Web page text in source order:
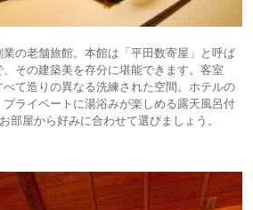
業の老舗旅館。本館は「平田数寄屋」と呼ば
その建築美を存分に堪能できます。客室
て造りの異なる洗練された空間。ホテルの
ライベートに湯浴みが楽しめる露天風呂付
部屋から好みに合わせて選びましょう。